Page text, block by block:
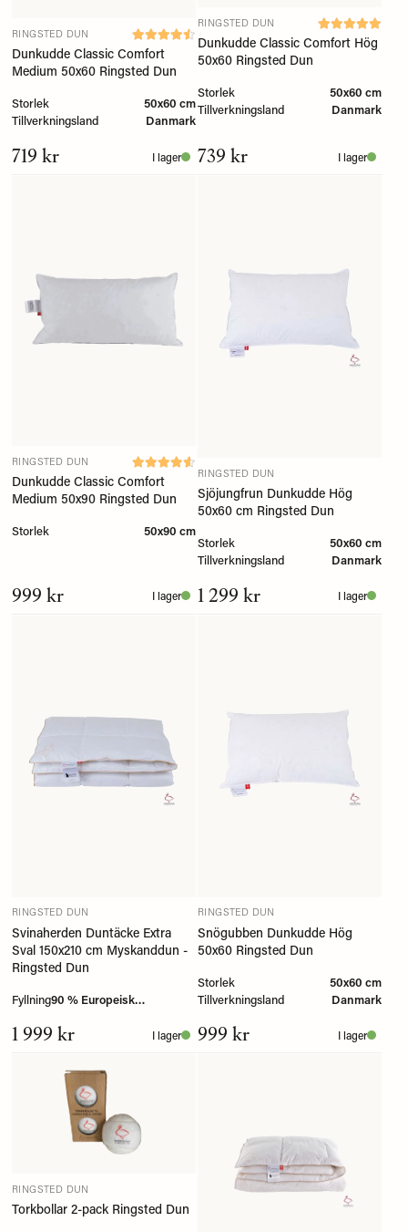
RINGSTED DUN
Dunkudde Classic Comfort
Medium 50x60 Ringsted Dun
Storlek
50x60 cm
Tillverkningsland
Danmark
719 kr I lager
RINGSTED DUN
Dunkudde Classic Comfort Hög
50x60 Ringsted Dun
Storlek
50x60 cm
Tillverkningsland
Danmark
739 kr I lager
RINGSTED DUN
Dunkudde Classic Comfort
Medium 50x90 Ringsted Dun
Storlek 50x90 cm
999 kr I lager
RINGSTED DUN
Sjöjungfrun Dunkudde Hög
50x60 cm Ringsted Dun
Storlek
50x60 cm
Tillverkningsland
Danmark
1 299 kr I lager
RINGSTED DUN
Svinaherden Duntäcke Extra
Sval 150x210 cm Myskanddun -
Ringsted Dun
Fyllning90 % Europeisk
1 999 kr I lager
RINGSTED DUN
Snögubben Dunkudde Hög
50x60 Ringsted Dun
Storlek
50x60 cm
Tillverkningsland
Danmark
999 kr I lager
RINGSTED DUN
Torkbollar 2-pack Ringsted Dun